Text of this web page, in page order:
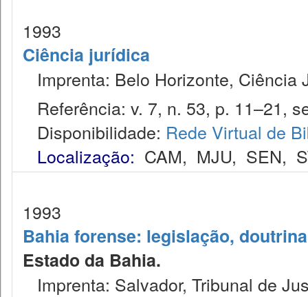
1993
Ciência jurídica
Imprenta: Belo Horizonte, Ciência
Referência: v. 7, n. 53, p. 11–21,
Disponibilidade: Rede Virtual de
Localização: CAM, MJU, SEN,
1993
Bahia forense: legislação,
Estado da Bahia.
Imprenta: Salvador, Tribunal de